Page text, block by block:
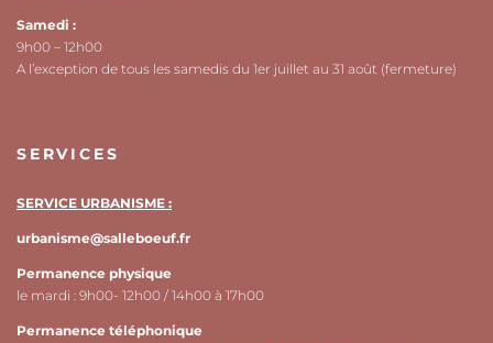
Samedi :
9h00 – 12h00
A l’exception de tous les samedis du 1er juillet au 31 août (fermeture)
SERVICES
SERVICE URBANISME :
urbanisme@salleboeuf.fr
Permanence physique
le mardi : 9h00- 12h00 / 14h00 à 17h00
Permanence téléphonique